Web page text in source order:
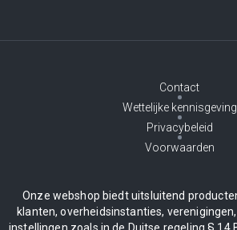
Contact
Wettelijke kennisgeving
Privacybeleid
Voorwaarden
Onze webshop biedt uitsluitend
klanten, overheidsinstanties,